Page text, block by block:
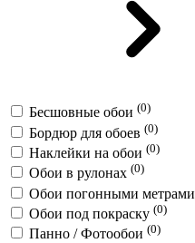
Бесшовные обои (0)
Бордюр для обоев (0)
Наклейки на обои (0)
Обои в рулонах (0)
Обои погонными метрами
Обои под покраску (0)
Панно / Фотообои (0)